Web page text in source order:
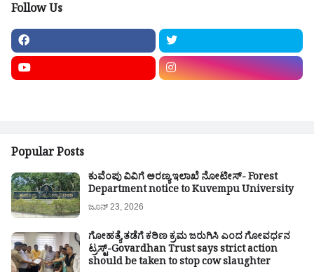
Follow Us
Popular Posts
ಕುವೆಂಪು ವಿವಿಗೆ ಅರಣ್ಯ ಇಲಾಖೆ ನೋಟೀಸ್- Forest
Department notice to Kuvempu University
ಜೂನ್ 23, 2026
ಗೋಹತ್ಯೆ ತಡೆಗೆ ಕಠಿಣ ಕ್ರಮ ಜರುಗಿಸಿ ಎಂದ ಗೋವರ್ಧನ
ಟ್ರಸ್ಟ್-Govardhan Trust says strict action
should be taken to stop cow slaughter